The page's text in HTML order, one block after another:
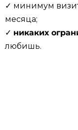
✓ минимум
месяца;
✓ никаких
любишь.